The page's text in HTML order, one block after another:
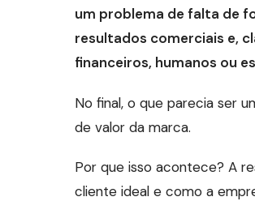
um problema de falta de
resultados comerciais e,
financeiros, humanos ou
No final, o que parecia ser
de valor da marca.
Por que isso acontece? A
cliente ideal e como a